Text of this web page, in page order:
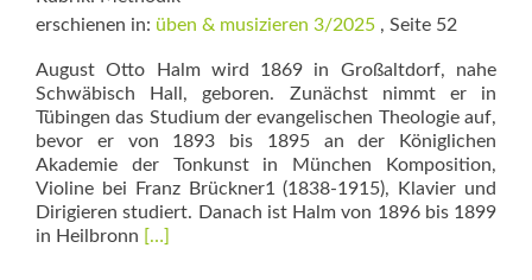
erschienen in: üben & musizieren 3/2025 , Seite 52
August Otto Halm wird 1869 in Großaltdorf, nahe
Schwäbisch Hall, geboren. Zunächst nimmt er in
Tübingen das Studium der evangelischen Theologie auf,
bevor er von 1893 bis 1895 an der Königlichen
Akademie der Tonkunst in München Komposition,
Violine bei Franz Brückner1 (1838-1915), Klavier und
Dirigieren studiert. Danach ist Halm von 1896 bis 1899
in Heilbronn Read
[…]